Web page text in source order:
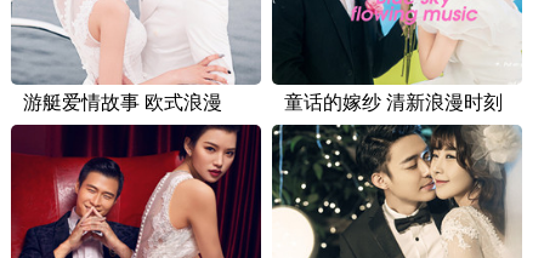
游艇爱情故事 欧式浪漫 童话的嫁纱 清新浪漫时刻